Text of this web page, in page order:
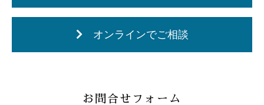
オンラインでご相談
お問合せフォーム